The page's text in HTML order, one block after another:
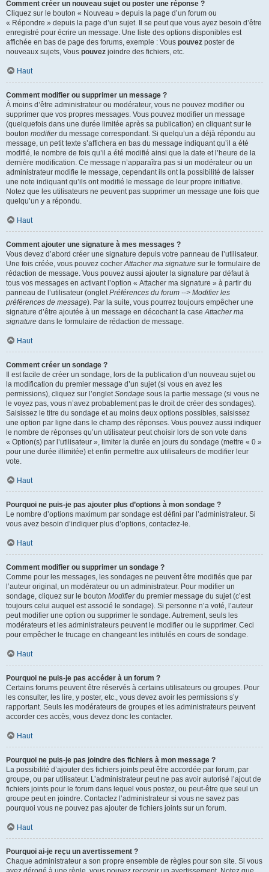
Comment créer un nouveau sujet ou poster une réponse ?
Cliquez sur le bouton « Nouveau » depuis la page d’un forum ou
« Répondre » depuis la page d’un sujet. Il se peut que vous ayez besoin d’être
enregistré pour écrire un message. Une liste des options disponibles est
affichée en bas de page des forums, exemple : Vous pouvez poster de
nouveaux sujets, Vous pouvez joindre des fichiers, etc.
Haut
Comment modifier ou supprimer un message ?
À moins d’être administrateur ou modérateur, vous ne pouvez modifier ou
supprimer que vos propres messages. Vous pouvez modifier un message
(quelquefois dans une durée limitée après sa publication) en cliquant sur le
bouton modifierdu message correspondant. Si quelqu’un a déjà répondu au
message, un petit texte s’affichera en bas du message indiquant qu’il a été
modifié, le nombre de fois qu’il a été modifié ainsi que la date et l’heure de la
dernière modification. Ce message n’apparaîtra pas si un modérateur ou un
administrateur modifie le message, cependant ils ont la possibilité de laisser
une note indiquant qu’ils ont modifié le message de leur propre initiative.
Notez que les utilisateurs ne peuvent pas supprimer un message une fois que
quelqu’un y a répondu.
Haut
Comment ajouter une signature à mes messages ?
Vous devez d’abord créer une signature depuis votre panneau de l’utilisateur.
Une fois créée, vous pouvez cocherAttacher ma signature sur le formulaire de
rédaction de message. Vous pouvez aussi ajouter la signature par défaut à
tous vos messages en activant l’option « Attacher ma signature » à partir du
panneau de l’utilisateur (ongletPréférences du forum --> Modifier les
préférences de message). Par la suite, vous pourrez toujours empêcher une
signature d’être ajoutée à un message en décochant la caseAttacher ma
signature dans le formulaire de rédaction de message.
Haut
Comment créer un sondage ?
Il est facile de créer un sondage, lors de la publication d’un nouveau sujet ou
la modification du premier message d’un sujet (si vous en avez les
permissions), cliquez sur l’ongletSondage sous la partie message (si vous ne
le voyez pas, vous n’avez probablement pas le droit de créer des sondages).
Saisissez le titre du sondage et au moins deux options possibles, saisissez
une option par ligne dans le champ des réponses. Vous pouvez aussi indiquer
le nombre de réponses qu’un utilisateur peut choisir lors de son vote dans
« Option(s) par l’utilisateur », limiter la durée en jours du sondage (mettre « 0 »
pour une durée illimitée) et enfin permettre aux utilisateurs de modifier leur
vote.
Haut
Pourquoi ne puis-je pas ajouter plus d’options à mon sondage ?
Le nombre d’options maximum par sondage est défini par l’administrateur. Si
vous avez besoin d’indiquer plus d’options, contactez-le.
Haut
Comment modifier ou supprimer un sondage ?
Comme pour les messages, les sondages ne peuvent être modifiés que par
l’auteur original, un modérateur ou un administrateur. Pour modifier un
sondage, cliquez sur le bouton Modifierdu premier message du sujet (c’est
toujours celui auquel est associé le sondage). Si personne n’a voté, l’auteur
peut modifier une option ou supprimer le sondage. Autrement, seuls les
modérateurs et les administrateurs peuvent le modifier ou le supprimer. Ceci
pour empêcher le trucage en changeant les intitulés en cours de sondage.
Haut
Pourquoi ne puis-je pas accéder à un forum ?
Certains forums peuvent être réservés à certains utilisateurs ou groupes. Pour
les consulter, les lire, y poster, etc., vous devez avoir les permissions s’y
rapportant. Seuls les modérateurs de groupes et les administrateurs peuvent
accorder ces accès, vous devez donc les contacter.
Haut
Pourquoi ne puis-je pas joindre des fichiers à mon message ?
La possibilité d’ajouter des fichiers joints peut être accordée par forum, par
groupe, ou par utilisateur. L’administrateur peut ne pas avoir autorisé l’ajout de
fichiers joints pour le forum dans lequel vous postez, ou peut-être que seul un
groupe peut en joindre. Contactez l’administrateur si vous ne savez pas
pourquoi vous ne pouvez pas ajouter de fichiers joints sur un forum.
Haut
Pourquoi ai-je reçu un avertissement ?
Chaque administrateur a son propre ensemble de règles pour son site. Si vous